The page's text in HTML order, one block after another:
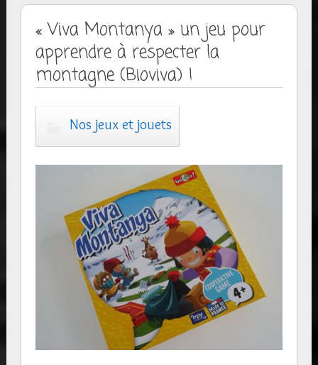
« Viva Montanya » un jeu pour
apprendre à respecter la
montagne (Bioviva) !
Nos jeux et jouets